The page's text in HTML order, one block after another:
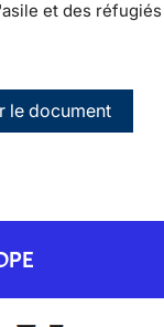
et des réfugiés
le document